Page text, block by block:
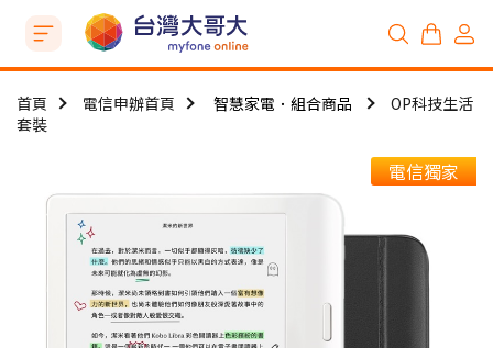
首頁 電信申辦首頁 智慧家電．組合商品
OP科技生活
套裝
電信獨家